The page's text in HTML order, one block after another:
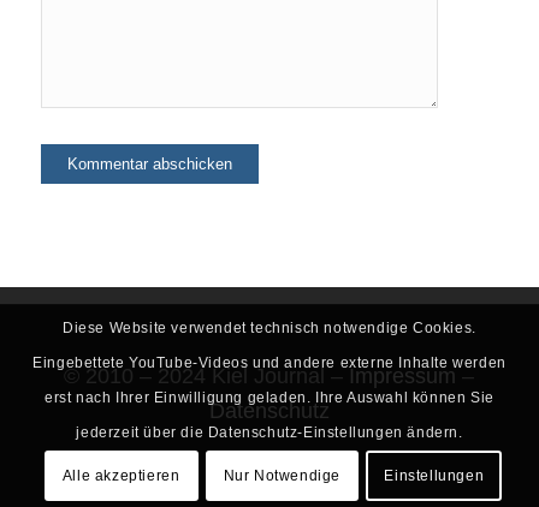
© 2010 – 2024 Kiel Journal –Impressum–
Datenschutz
Diese Website verwendet technisch notwendige Cookies.
Eingebettete YouTube-Videos und andere externe Inhalte werden
erst nach Ihrer Einwilligung geladen. Ihre Auswahl können Sie
jederzeit über die Datenschutz-Einstellungen ändern.
Alle akzeptieren Nur Notwendige Einstellungen